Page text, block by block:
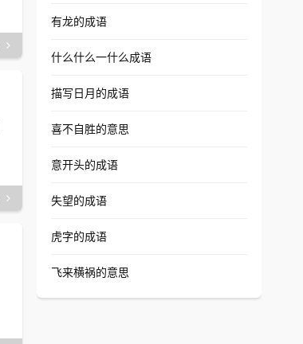
有龙的成语
什么什么一什么成语
描写日月的成语
喜不自胜的意思
意开头的成语
失望的成语
虎字的成语
飞来横祸的意思